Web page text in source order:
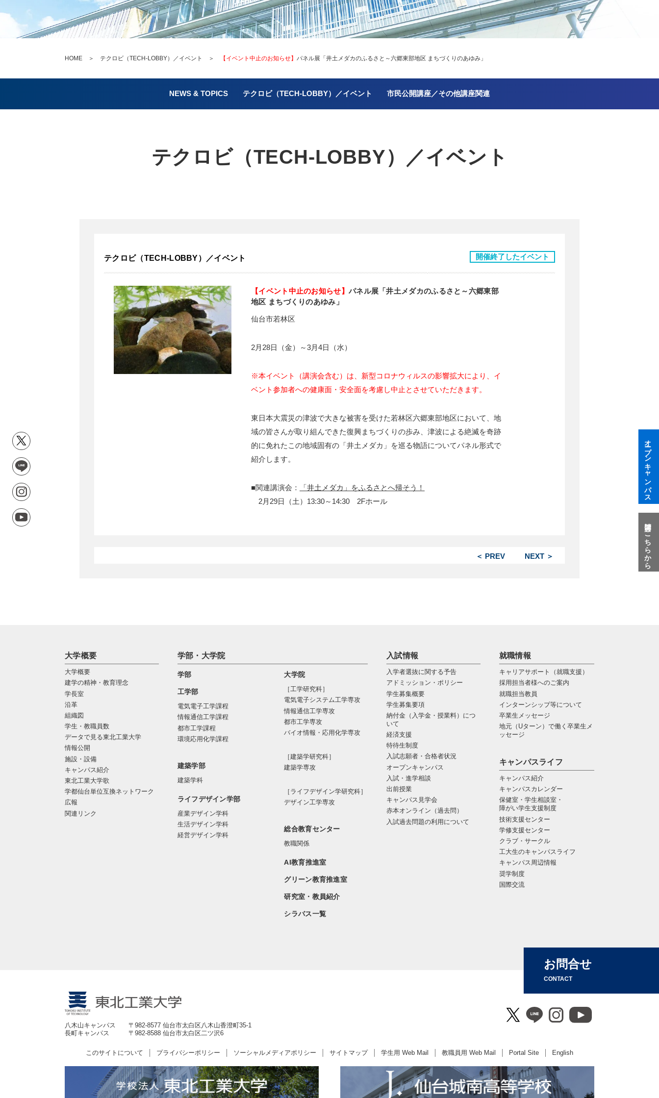
HOME ＞ テクロビ（TECH-LOBBY）／イベント ＞ 【イベント中止のお知らせ】 パネル展「井土メダカのふるさと～六郷東部地区 まちづくりのあゆみ」
NEWS & TOPICS テクロビ（TECH-LOBBY）／イベント 市民公開講座／その他講座関連
テクロビ（TECH-LOBBY）／イベント
テクロビ（TECH-LOBBY）／イベント 開催終了したイベント
【イベント中止のお知らせ】 パネル展「井土メダカのふるさと～六郷東部
地区 まちづくりのあゆみ」
仙台市若林区
2月28日（金）～3月4日（水）
※本イベント（講演会含む）は、新型コロナウィルスの影響拡大により、イ
ベント参加者への健康面・安全面を考慮し中止とさせていただきます。
東日本大震災の津波で大きな被害を受けた若林区六郷東部地区において、地
域の皆さんが取り組んできた復興まちづくりの歩み、津波による絶滅を奇跡
的に免れたこの地域固有の「井土メダカ」を巡る物語についてパネル形式で
紹介します。
■関連講演会：
「井土メダカ」をふるさとへ帰そう！
2月29日（土）13:30～14:30 2Fホール
NEXT ＞
＜ PREV
大学概要
大学概要
建学の精神・教育理念
学長室
沿革
組織図
学生・教職員数
データで見る東北工業大学
情報公開
施設・設備
キャンパス紹介
東北工業大学歌
学都仙台単位互換ネットワーク
広報
関連リンク
学部・大学院
学部
工学部
電気電子工学課程
情報通信工学課程
都市工学課程
環境応用化学課程
建築学部
建築学科
ライフデザイン学部
産業デザイン学科
生活デザイン学科
経営デザイン学科
大学院
［工学研究科］
電気電⼦システム⼯学専攻
情報通信⼯学専攻
都市⼯学専攻
バイオ情報・応⽤化学専攻
［建築学研究科］
建築学専攻
［ライフデザイン学研究科］
デザイン工学専攻
総合教育センター
教職関係
AI教育推進室
グリーン教育推進室
研究室・教員紹介
シラバス一覧
入試情報
入学者選抜に関する予告
アドミッション・ポリシー
学生募集概要
学生募集要項
納付金（入学金・授業料）につ
いて
経済支援
特待生制度
入試志願者・合格者状況
オープンキャンパス
入試・進学相談
出前授業
キャンパス見学会
赤本オンライン（過去問）
入試過去問題の利用について
就職情報
キャリアサポート（就職支援）
採用担当者様へのご案内
就職担当教員
インターンシップ等について
卒業生メッセージ
地元（Uターン）で働く卒業生メ
ッセージ
キャンパスライフ
キャンパス紹介
キャンパスカレンダー
保健室・学生相談室・
障がい学生支援制度
技術支援センター
学修支援センター
クラブ・サークル
工大生のキャンパスライフ
キャンパス周辺情報
奨学制度
国際交流
お問合せ
CONTACT
八木山キャンパス
〒982-8577 仙台市太白区八木山香澄町35-1
長町キャンパス
〒982-8588 仙台市太白区二ツ沢6
このサイトについて プライバシーポリシー ソーシャルメディアポリシー サイトマップ 学生用 Web Mail 教職員用 Web Mail Portal Site English
オープンキャンパス
質問はこちらから